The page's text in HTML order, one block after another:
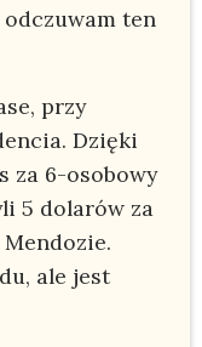
ten
przy
Dzięki
za 6-osobowy
5 dolarów za
ale jest